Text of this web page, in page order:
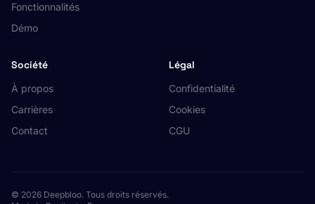
Fonctionnalités
Démo
Société
À propos
Carrières
Contact
Légal
Confidentialité
Cookies
CGU
© 2026 Deepbloo. Tous droits réservés.